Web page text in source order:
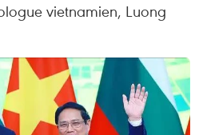
vietnamien, Luong